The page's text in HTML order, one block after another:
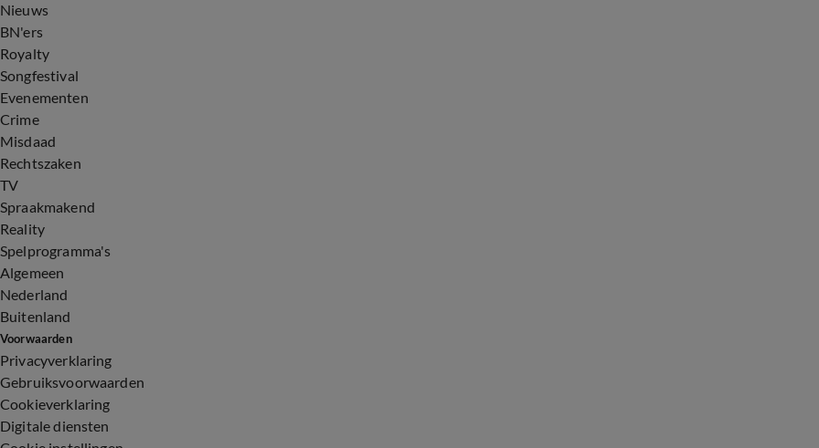
Nieuws
BN'ers
Royalty
Songfestival
Evenementen
Crime
Misdaad
Rechtszaken
TV
Spraakmakend
Reality
Spelprogramma's
Algemeen
Nederland
Buitenland
Voorwaarden
Privacyverklaring
Gebruiksvoorwaarden
Cookieverklaring
Digitale diensten